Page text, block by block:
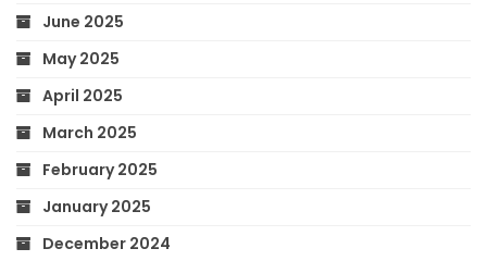
June 2025
May 2025
April 2025
March 2025
February 2025
January 2025
December 2024